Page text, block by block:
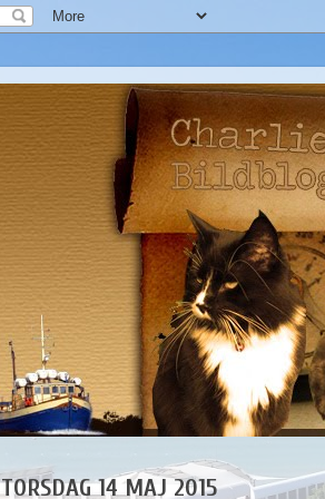
TORSDAG 14 MAJ 2015